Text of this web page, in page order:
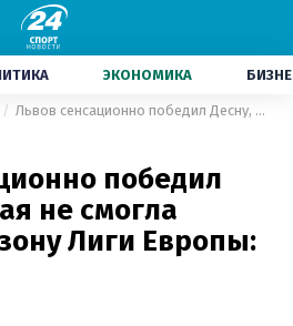
ЭКОНОМИКА
Львов сенсационно победил Десну, которая не смогла подняться в зону Лиги Европы: видео
победил
не смогла
Лиги Европы: